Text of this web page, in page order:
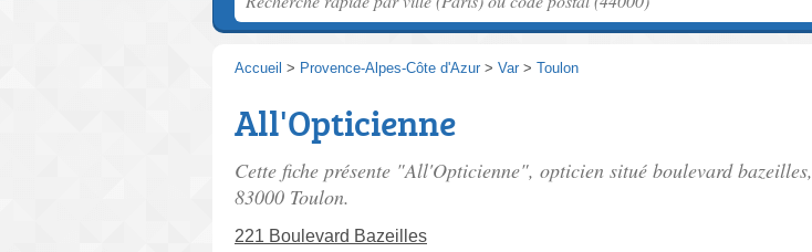
Accueil > Provence-Alpes-Côte d'Azur > Var > Toulon
All'Opticienne
Cette fiche présente "All'Opticienne", opticien situé boulevard bazeilles,
83000 Toulon.
221 Boulevard Bazeilles